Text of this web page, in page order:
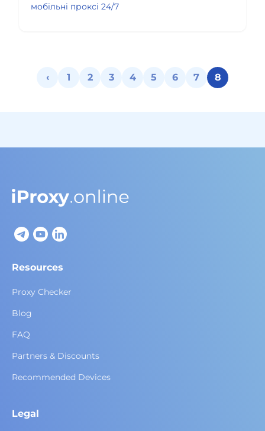
мобільні проксі 24/7
‹ 1 2 3 4 5 6 7 8
Resources
Proxy Checker
Blog
FAQ
Partners & Discounts
Recommended Devices
Legal